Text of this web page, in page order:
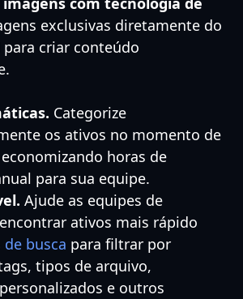
exclusivas diretamente do
para criar conteúdo
Categorize
os ativos no momento de
horas de
para sua equipe.
Ajude as equipes de
ativos mais rápido
de busca para filtrar por
tipos de arquivo,
e outros